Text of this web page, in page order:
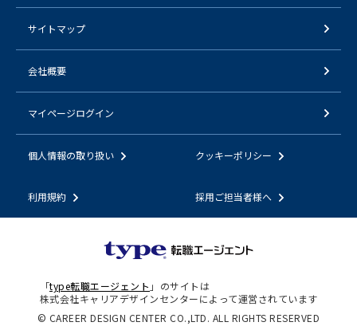
サイトマップ
会社概要
マイページログイン
個人情報の取り扱い クッキーポリシー
利用規約 採用ご担当者様へ
「type転職エージェント 」のサイトは
株式会社キャリアデザインセンターによって運営されています
© CAREER DESIGN CENTER CO.,LTD. ALL RIGHTS RESERVED